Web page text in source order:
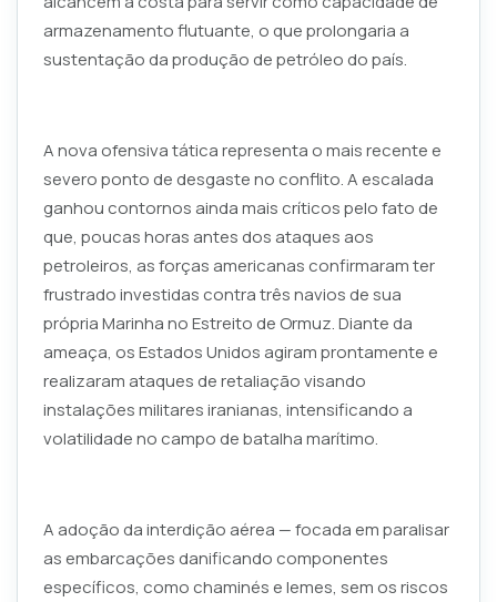
armazenamento flutuante, o que prolongaria a
sustentação da produção de petróleo do país.
A nova ofensiva tática representa o mais recente e
severo ponto de desgaste no conflito. A escalada
ganhou contornos ainda mais críticos pelo fato de
que, poucas horas antes dos ataques aos
petroleiros, as forças americanas confirmaram ter
frustrado investidas contra três navios de sua
própria Marinha no Estreito de Ormuz. Diante da
ameaça, os Estados Unidos agiram prontamente e
realizaram ataques de retaliação visando
instalações militares iranianas, intensificando a
volatilidade no campo de batalha marítimo.
A adoção da interdição aérea — focada em paralisar
as embarcações danificando componentes
específicos, como chaminés e lemes, sem os riscos